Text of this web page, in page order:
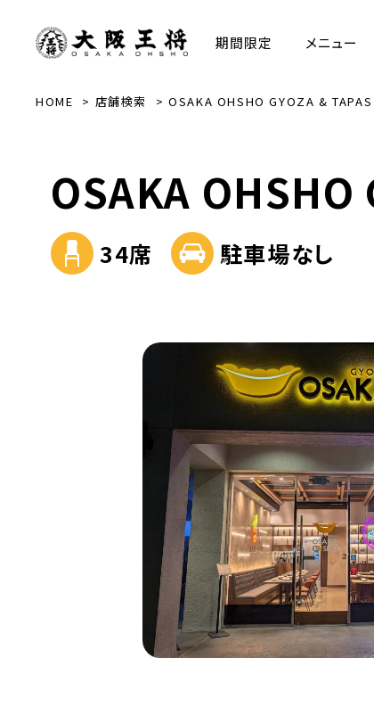
期間限定 メニュー
HOME 店舗検索 OSAKA OHSHO GYOZA & TAPAS
OSAKA OHSHO
34席 駐車場なし